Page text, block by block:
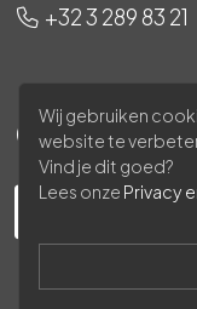
+32 3 289 83 21
Ons
Wij gebruiken
website te
Vind je dit goed?
Lees onze Privacy